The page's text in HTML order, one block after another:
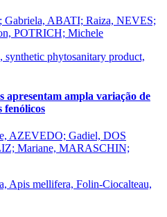
ABATI; Raiza, NEVES;
POTRICH; Michele
synthetic phytosanitary product,
apresentam ampla variação de
fenólicos
AZEVEDO; Gadiel, DOS
Mariane, MARASCHIN;
Apis mellifera, Folin-Ciocalteau,